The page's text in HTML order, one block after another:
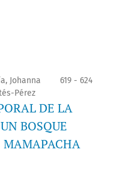
Johanna
Pérez
619 - 624
DE LA
BOSQUE
MAMAPACHA